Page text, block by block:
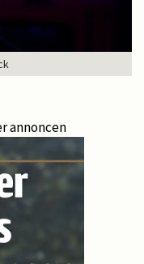
annoncen